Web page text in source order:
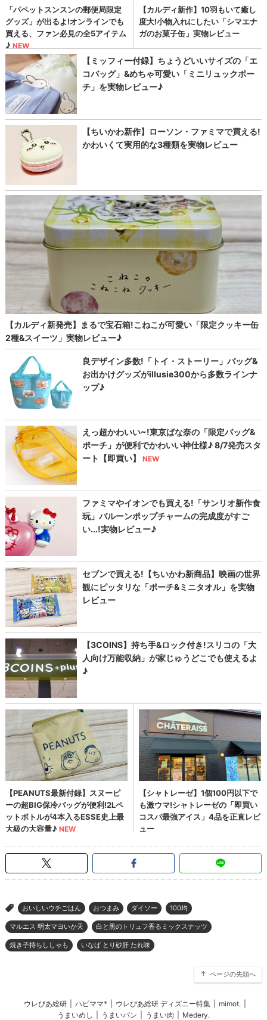
> おいしいウチごはん おつまみ ダイソー 100均
マルエス 明太マヨいか天 白と黒のトリュフ香るミックスナッツ
焼き子持ちししゃも いなば とり砂肝 たれ味
ページの先頭へ
ウレぴあ総研 ハピママ* ウレぴあ総研 ディズニー特集 mimot.
うまいめし
うまいパン うまい肉 Medery.